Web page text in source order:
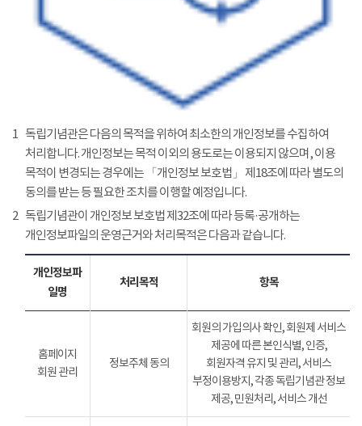
1 독립기념관은 다음의 목적을 위하여 최소한의 개인정보를 수집하여
처리합니다. 개인정보는 목적 이외의 용도로는 이용되지 않으며, 이용
목적이 변경되는 경우에는 「개인정보 보호법」 제18조에 따라 별도의
동의를 받는 등 필요한 조치를 이행할 예정입니다.
2 독립기념관이 개인정보 보호법 제32조에 따라 등록·공개하는
개인정보파일의 운영근거와 처리목적은 다음과 같습니다.
개인정보파
일명
처리목적 항목
홈페이지
회원 관리
정보주체 동의
회원의 가입의사 확인, 회원제 서비스
제공에 따른 본인식별, 인증,
회원자격 유지 및 관리, 서비스
부정이용방지, 각종 독립기념관 정보
제공, 민원처리, 서비스 개선